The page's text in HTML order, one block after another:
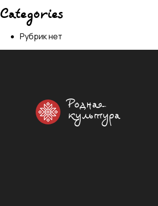
Categories
Рубрик нет
Родная
культура